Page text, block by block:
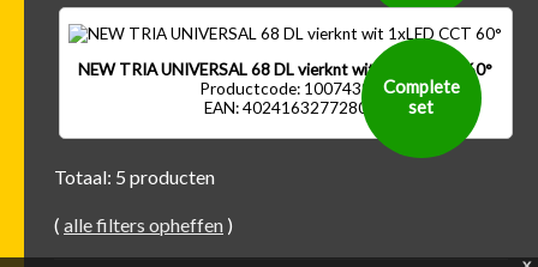
NEW TRIA UNIVERSAL 68 DL vierknt wit 1xLED CCT 60°
Productcode: 1007439
EAN: 4024163277280
Complete
set
Totaal: 5 producten
( alle filters opheffen )